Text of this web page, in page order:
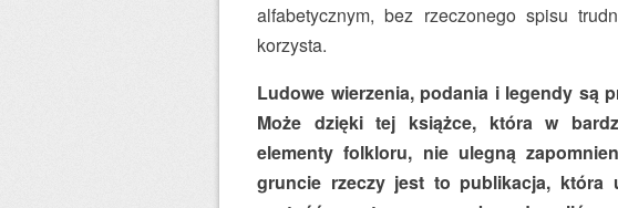
alfabetycznym, bez rzeczonego spisu
korzysta.
Ludowe wierzenia, podania i legendy są
Może dzięki tej książce, która w
elementy folkloru, nie ulegną
gruncie rzeczy jest to publikacja, która